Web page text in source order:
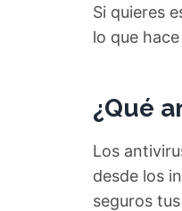
Si quieres
lo que
¿Qué
Los
desde los
seguros